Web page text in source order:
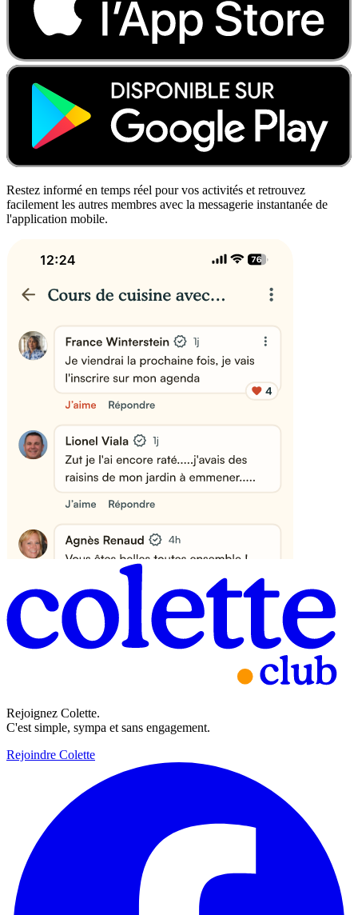
Restez informé en temps réel pour vos activités et retrouvez
facilement les autres membres avec la messagerie instantanée de
l'application mobile.
Rejoignez Colette.
C'est simple, sympa et sans engagement.
Rejoindre Colette